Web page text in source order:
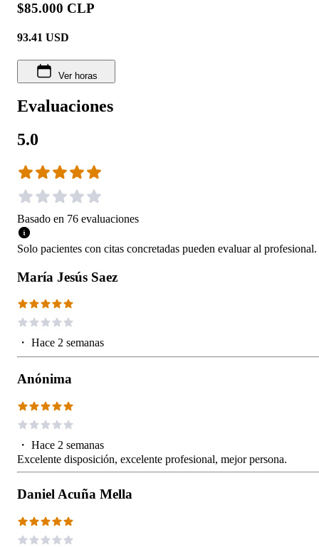
$85.000 CLP
93.41 USD
Ver horas
Evaluaciones
5.0
Basado en 76 evaluaciones
Solo pacientes con citas concretadas pueden evaluar al profesional.
María Jesús Saez
・ Hace 2 semanas
Anónima
・ Hace 2 semanas
Excelente disposición, excelente profesional, mejor persona.
Daniel Acuña Mella